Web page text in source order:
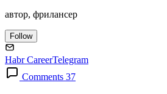
автор, фрилансер
Follow
Habr CareerTelegram
Comments 37